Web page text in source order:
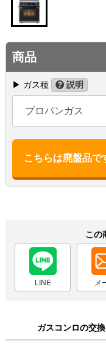
商品
▶ ガス種 説明
プロパンガス
こちらは廃盤品で
この
LINE メ
ガスコンロの交